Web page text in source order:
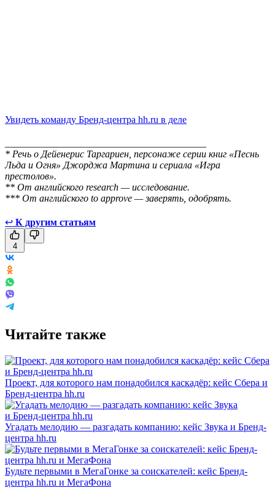
Увидеть команду Бренд-центра hh.ru в деле
* Речь о Дейенерис Таргариен, персонаже серии книг «Песнь
Льда и Огня» Джорджа Мартина и сериала «Игра
престолов».
** От английского research — исследование.
*** От английского to approve — заверять, одобрять.
↩ К другим статьям
4
Читайте также
Проект, для которого нам понадобился каскадёр: кейс Сбера и
Бренд-центра hh.ru
Угадать мелодию — разгадать компанию: кейс Звука и Бренд-
центра hh.ru
Будьте первыми в МегаГонке за соискателей: кейс Бренд-
центра hh.ru и МегаФона